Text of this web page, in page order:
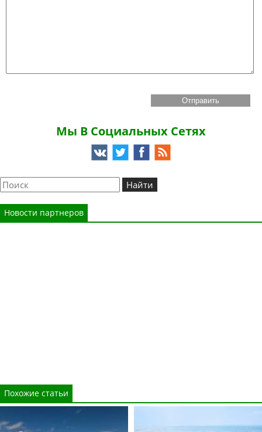
Мы В Социальных Сетях
Новости партнеров
Похожие статьи